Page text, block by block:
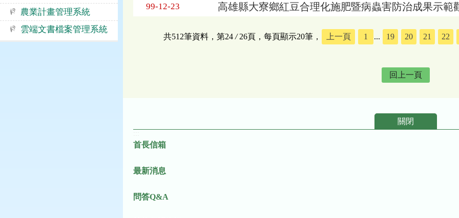
農業計畫管理系統
雲端文書檔案管理系統
99-12-23 高雄縣大寮鄉紅豆合理化施肥暨病蟲害防治成果示範
共512筆資料，第24 /26頁，每頁顯示20筆， 上一頁 1 ... 19 20 21 22
回上一頁
關閉
首長信箱
最新消息
問答Q&A